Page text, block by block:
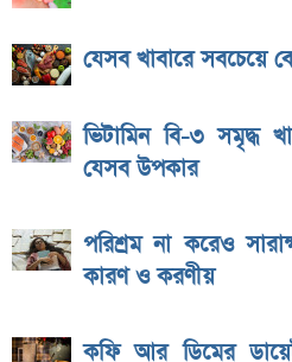
যেসব খাবারে সবচেয়ে
ভিটামিন বি-৩ সমৃদ্ধ
যেসব উপকার
পরিশ্রম না করেও
কারণ ও করণীয়
কফি আর ডিমের